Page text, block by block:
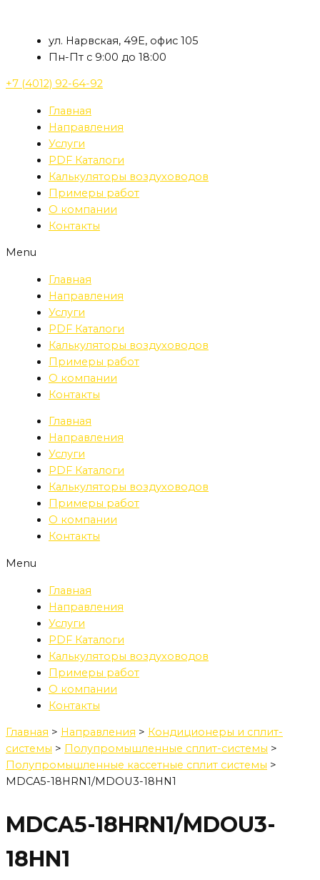
содержимомуул. Нарвская, 49Е, офис 105
Пн-Пт с 9:00 до 18:00
+7 (4012) 92-64-92
Главная
Направления
Услуги
PDF Каталоги
Калькуляторы воздуховодов
Примеры работ
О компании
Контакты
Menu
Главная
Направления
Услуги
PDF Каталоги
Калькуляторы воздуховодов
Примеры работ
О компании
Контакты
Главная
Направления
Услуги
PDF Каталоги
Калькуляторы воздуховодов
Примеры работ
О компании
Контакты
Menu
Главная
Направления
Услуги
PDF Каталоги
Калькуляторы воздуховодов
Примеры работ
О компании
Контакты
Главная > Направления > Кондиционеры и сплит-
системы > Полупромышленные сплит-системы >
Полупромышленные кассетные сплит системы >
MDCA5-18HRN1/MDOU3-18HN1
MDCA5-18HRN1/MDOU3-
18HN1